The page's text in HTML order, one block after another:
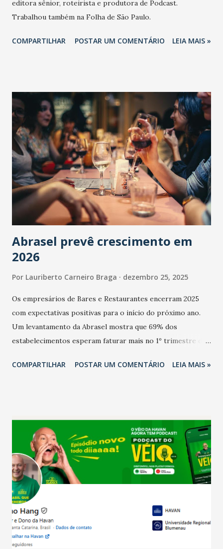
editora sênior, roteirista e produtora de Podcast.
Trabalhou também na Folha de São Paulo.
COMPARTILHAR POSTAR UM COMENTÁRIO LEIA MAIS »
Abrasel prevê crescimento em
2026
Por Lauriberto Carneiro Braga dezembro 25, 2025
Os empresários de Bares e Restaurantes encerram 2025
com expectativas positivas para o início do próximo ano.
Um levantamento da Abrasel mostra que 69% dos
estabelecimentos esperam faturar mais no 1º trimestre de
relação ao último trimestre deste ano, 56% também
confraternizações de fim de ano e pelo pagamento do 13º
Salário para um número maior de trabalhadores, já que o
país tem a menor taxa de desemprego dos anos recentes.
Ainda segundo a Pesquisa, em novembro de 2025, 40% dos
bares e restaurantes operaram com lucro e outros 40%
registraram equilíbrio financeiro. Já o percentual de
estabelecimentos no prejuízo ficou em 19%, pouco abaixo
do observado no mês anterior. Outros 1% não existiam em
novembro. Em relação a outubro, o faturamento também
COMPARTILHAR POSTAR UM COMENTÁRIO LEIA MAIS »